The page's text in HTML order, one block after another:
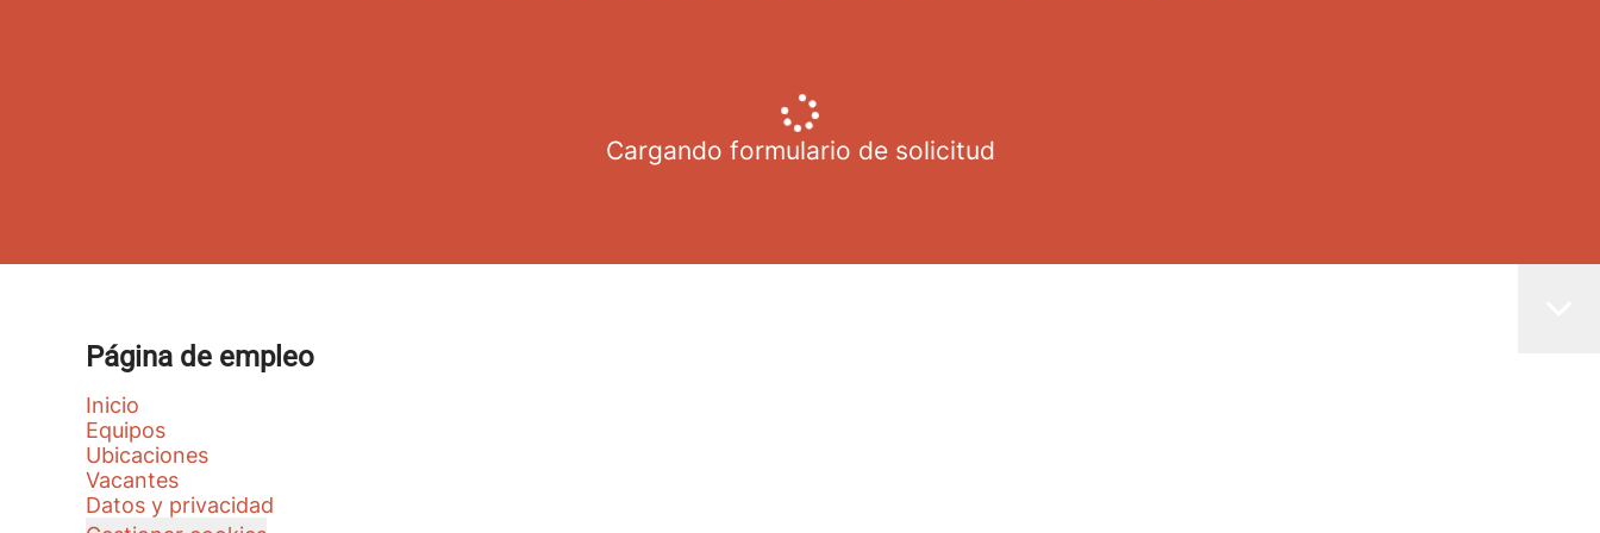
Cargando formulario de solicitud
Página de empleo
Inicio
Equipos
Ubicaciones
Vacantes
Datos y privacidad